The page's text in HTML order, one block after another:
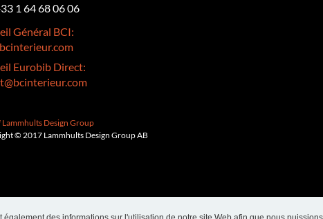
1 64 68 06 06
Général BCI:
Eurobib Direct:
Design Group
© 2017 Lammhults Design Group AB